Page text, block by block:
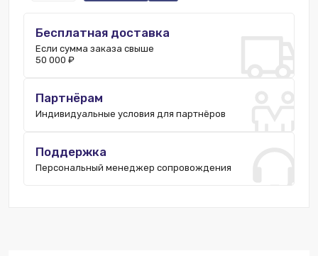
Бесплатная доставка
Если сумма заказа свыше
50 000 ₽
Партнёрам
Индивидуальные условия для партнёров
Поддержка
Персональный менеджер сопровождения